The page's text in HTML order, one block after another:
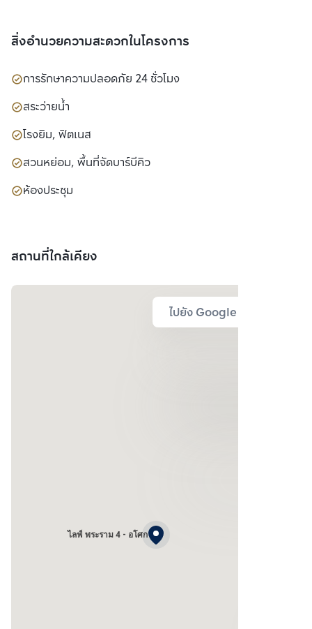
สิ่งอำนวยความสะดวกในโครงการ
การรักษาความปลอดภัย 24 ชั่วโมง
สระว่ายน้ำ
โรงยิม, ฟิตเนส
สวนหย่อม, พื้นที่จัดบาร์บีคิว
ห้องประชุม
สถานที่ใกล้เคียง
ไปยัง Google Map
ไลฟ์ พระราม 4 - อโศก